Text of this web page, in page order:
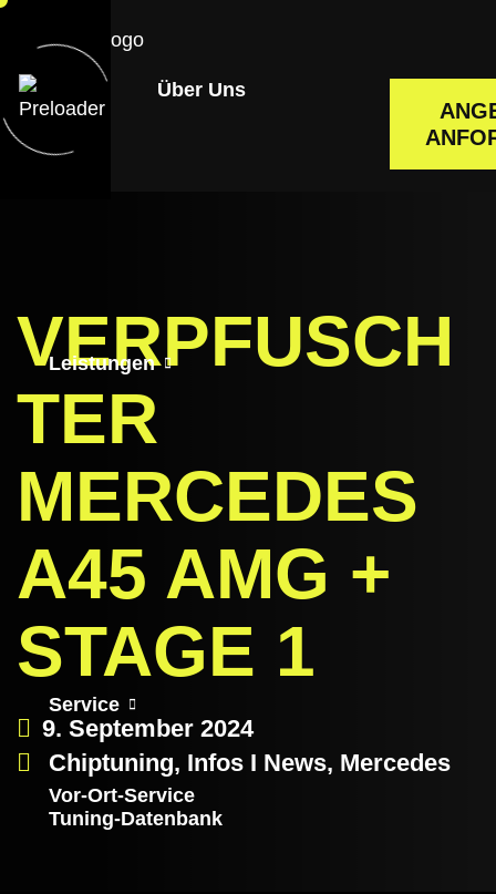
Über Uns
Leistungen
Service
Vor-Ort-Service
Tuning-Datenbank
VERPFUSCH
TER
MERCEDES
A45 AMG +
STAGE 1
9. September 2024
Chiptuning, Infos I News, Mercedes